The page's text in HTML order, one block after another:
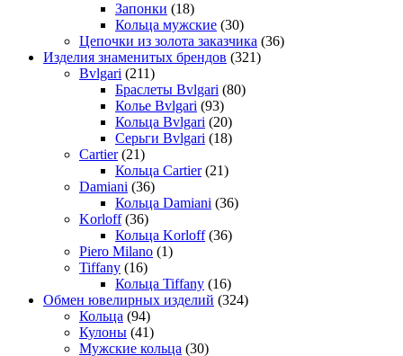
Запонки (18)
Кольца мужские (30)
Цепочки из золота заказчика (36)
Изделия знаменитых брендов (321)
Bvlgari (211)
Браслеты Bvlgari (80)
Колье Bvlgari (93)
Кольца Bvlgari (20)
Серьги Bvlgari (18)
Cartier (21)
Кольца Cartier (21)
Damiani (36)
Кольца Damiani (36)
Korloff (36)
Кольца Korloff (36)
Piero Milano (1)
Tiffany (16)
Кольца Tiffany (16)
Обмен ювелирных изделий (324)
Кольца (94)
Кулоны (41)
Мужские кольца (30)